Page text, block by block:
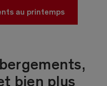
au printemps
bien plus